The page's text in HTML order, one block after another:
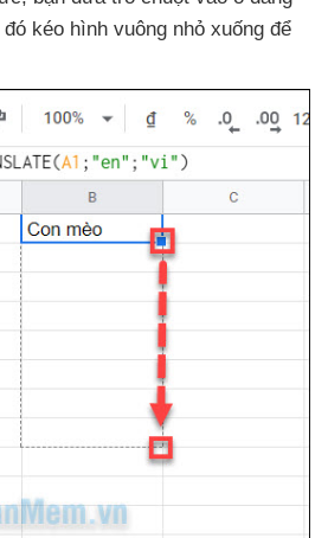
đó kéo hình vuông nhỏ xuống để